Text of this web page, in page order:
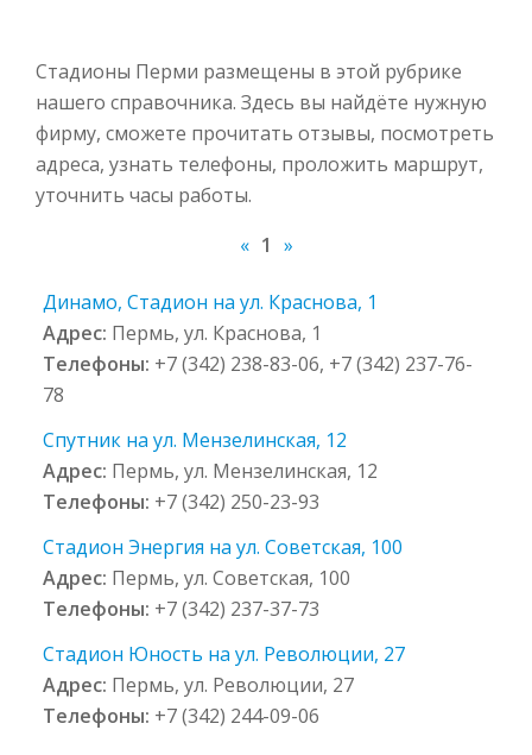
Стадионы Перми размещены в этой рубрике
нашего справочника. Здесь вы найдёте нужную
фирму, сможете прочитать отзывы, посмотреть
адреса, узнать телефоны, проложить маршрут,
уточнить часы работы.
« 1 »
Динамо, Стадион на ул. Краснова, 1
Адрес: Пермь, ул. Краснова, 1
Телефоны: +7 (342) 238-83-06, +7 (342) 237-76-
78
Спутник на ул. Мензелинская, 12
Адрес: Пермь, ул. Мензелинская, 12
Телефоны: +7 (342) 250-23-93
Стадион Энергия на ул. Советская, 100
Адрес: Пермь, ул. Советская, 100
Телефоны: +7 (342) 237-37-73
Стадион Юность на ул. Революции, 27
Адрес: Пермь, ул. Революции, 27
Телефоны: +7 (342) 244-09-06